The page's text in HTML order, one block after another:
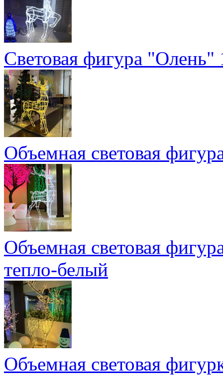
Световая фигура "Олень"
Объемная световая
Объемная световая
тепло-белый
Объемная световая